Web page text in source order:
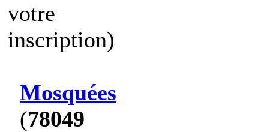
votre
inscription)
Mosquées
(78049